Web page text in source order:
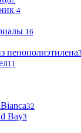
4
16
пенополиэтилена3
11
32
Bay3